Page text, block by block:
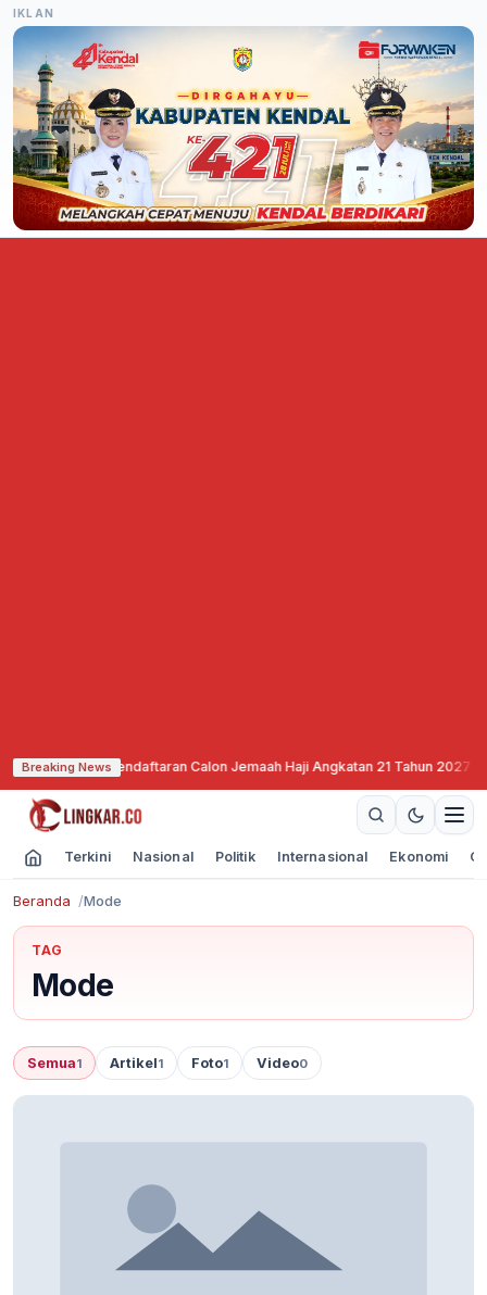
IKLAN
Breaking News
Mulai Buka Pendaftaran Calon Jemaah Haji Angkatan 21 Tahun 2027·
Terkini Nasional Politik Internasional Ekonomi
Beranda Mode
TAG
Mode
Semua1 Artikel1 Foto1 Video0